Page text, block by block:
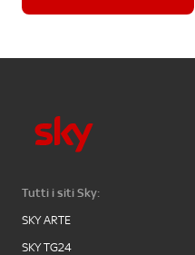
Tutti i siti Sky:
SKY ARTE
SKY TG24